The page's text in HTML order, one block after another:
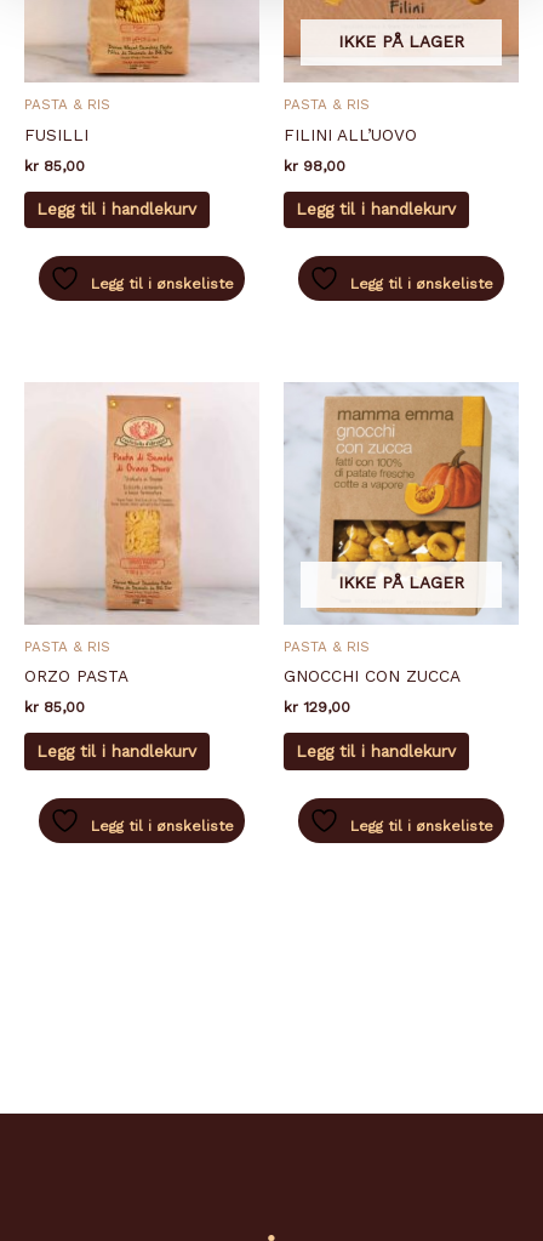
PASTA & RIS
FUSILLI
kr 85,00
Legg til i handlekurv
Legg til i ønskeliste
IKKE PÅ LAGER
PASTA & RIS
FILINI ALL’UOVO
kr 98,00
Legg til i handlekurv
Legg til i ønskeliste
PASTA & RIS
ORZO PASTA
kr 85,00
Legg til i handlekurv
Legg til i ønskeliste
IKKE PÅ LAGER
PASTA & RIS
GNOCCHI CON ZUCCA
kr 129,00
Legg til i handlekurv
Legg til i ønskeliste